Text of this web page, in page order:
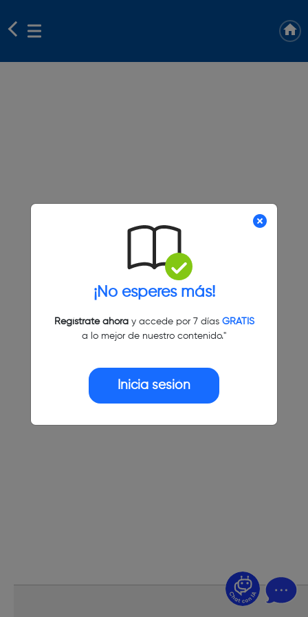
¡No esperes más!
Regístrate ahoray accede por 7 días GRATIS
a lo mejor de nuestro contenido."
Inicia sesión